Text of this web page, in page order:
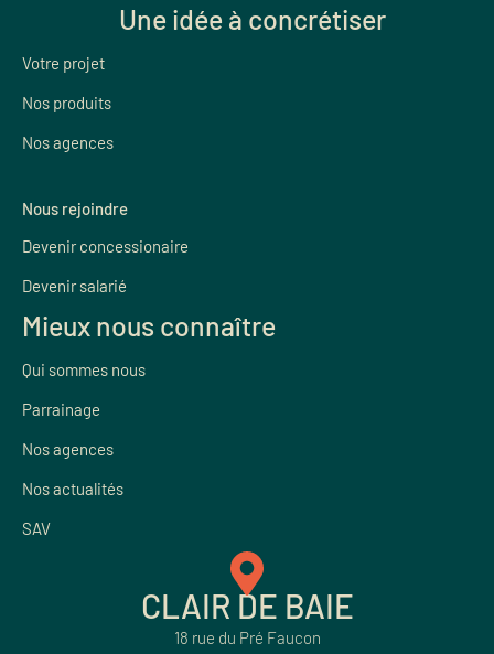
Une idée à concrétiser
Votre projet
Nos produits
Nos agences
Nous rejoindre
Devenir concessionaire
Devenir salarié
Mieux nous connaître
Qui sommes nous
Parrainage
Nos agences
Nos actualités
SAV
CLAIR DE BAIE
18 rue du Pré Faucon